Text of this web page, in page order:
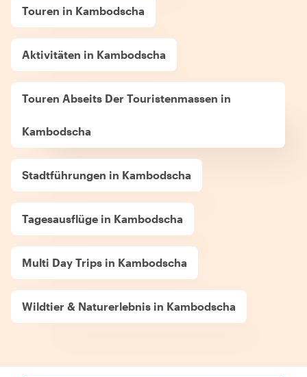
Touren in Kambodscha
Aktivitäten in Kambodscha
Touren Abseits Der Touristenmassen in
Kambodscha
Stadtführungen in Kambodscha
Tagesausflüge in Kambodscha
Multi Day Trips in Kambodscha
Wildtier & Naturerlebnis in Kambodscha